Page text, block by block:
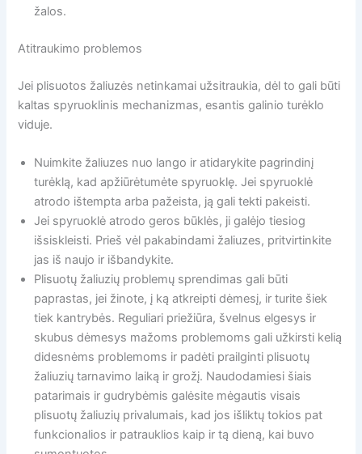
žalos.
Atitraukimo problemos
Jei plisuotos žaliuzės netinkamai užsitraukia, dėl to gali būti
kaltas spyruoklinis mechanizmas, esantis galinio turėklo
viduje.
Nuimkite žaliuzes nuo lango ir atidarykite pagrindinį
turėklą, kad apžiūrėtumėte spyruoklę. Jei spyruoklė
atrodo ištempta arba pažeista, ją gali tekti pakeisti.
Jei spyruoklė atrodo geros būklės, ji galėjo tiesiog
išsiskleisti. Prieš vėl pakabindami žaliuzes, pritvirtinkite
jas iš naujo ir išbandykite.
Plisuotų žaliuzių problemų sprendimas gali būti
paprastas, jei žinote, į ką atkreipti dėmesį, ir turite šiek
tiek kantrybės. Reguliari priežiūra, švelnus elgesys ir
skubus dėmesys mažoms problemoms gali užkirsti kelią
didesnėms problemoms ir padėti prailginti plisuotų
žaliuzių tarnavimo laiką ir grožį. Naudodamiesi šiais
patarimais ir gudrybėmis galėsite mėgautis visais
plisuotų žaliuzių privalumais, kad jos išliktų tokios pat
funkcionalios ir patrauklios kaip ir tą dieną, kai buvo